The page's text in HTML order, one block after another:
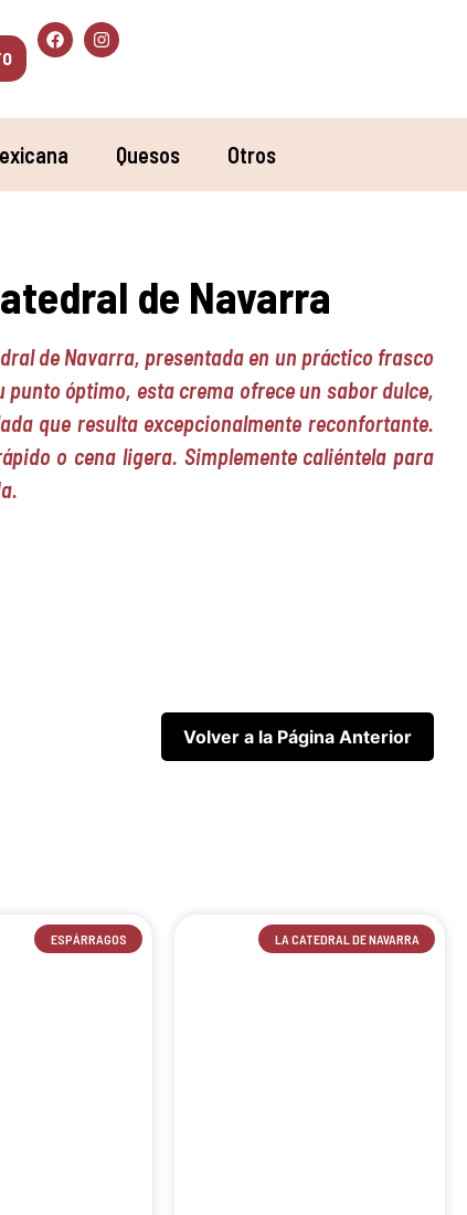
Quesos Otros
de Navarra
de Navarra, presentada en un práctico frasco
óptimo, esta crema ofrece un sabor dulce,
que resulta excepcionalmente reconfortante.
o cena ligera. Simplemente caliéntela para
ESPÁRRAGOS LA CATEDRAL DE NAVARRA